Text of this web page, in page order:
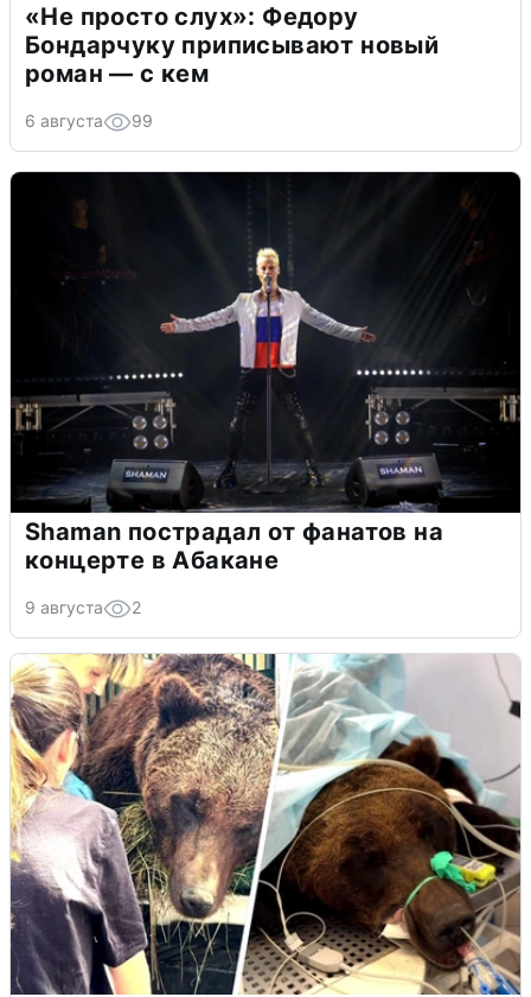
«Не просто слух»: Федору
Бондарчуку приписывают новый
роман — с кем
6 августа 99
Shaman пострадал от фанатов на
концерте в Абакане
9 августа 2